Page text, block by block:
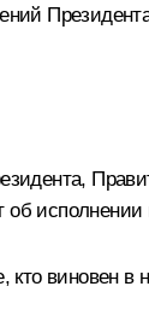
виновен